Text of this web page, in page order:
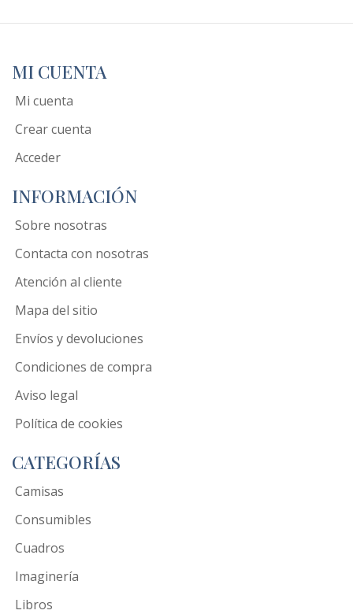
MI CUENTA
Mi cuenta
Crear cuenta
Acceder
INFORMACIÓN
Sobre nosotras
Contacta con nosotras
Atención al cliente
Mapa del sitio
Envíos y devoluciones
Condiciones de compra
Aviso legal
Política de cookies
CATEGORÍAS
Camisas
Consumibles
Cuadros
Imaginería
Libros